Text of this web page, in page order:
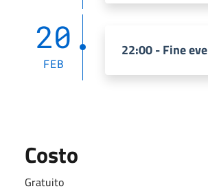
20
FEB
22:00 - Fine
Costo
Gratuito